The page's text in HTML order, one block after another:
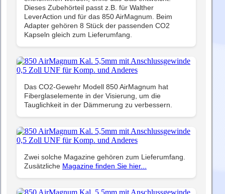
Dieses Zubehörteil passt z.B. für Walther
LeverAction und für das 850 AirMagnum. Beim
Adapter gehören 8 Stück der passenden CO2
Kapseln gleich zum Lieferumfang.
Das CO2-Gewehr Modell 850 AirMagnum hat
Fiberglaselemente in der Visierung, um die
Tauglichkeit in der Dämmerung zu verbessern.
Zwei solche Magazine gehören zum Lieferumfang.
Zusätzliche Magazine finden Sie hier...